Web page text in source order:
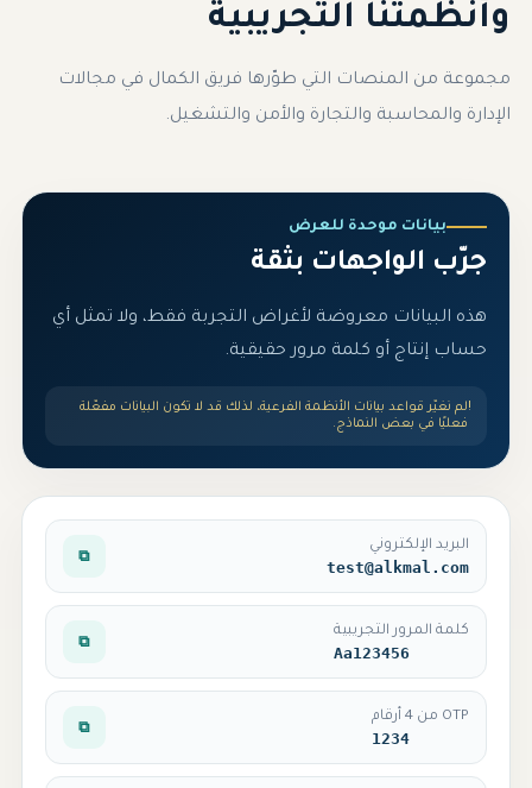
وأنظمتنا التجريبية
مجموعة من المنصات التي طوّرها فريق الكمال في مجالات
الإدارة والمحاسبة والتجارة والأمن والتشغيل.
بيانات موحدة للعرض
جرّب الواجهات بثقة
هذه البيانات معروضة لأغراض التجربة فقط، ولا تمثل أي
حساب إنتاج أو كلمة مرور حقيقية.
!لم نغيّر قواعد بيانات الأنظمة الفرعية، لذلك قد لا تكون البيانات مفعّلة
فعليًا في بعض النماذج.
البريد الإلكتروني
test@alkmal.com
⧉
كلمة المرور التجريبية
Aa123456
⧉
OTP من 4 أرقام
1234
⧉